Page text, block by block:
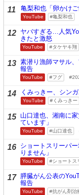
11 亀梨和也「卵かけ
YouTube 亀梨和也
12 ヤバすぎる…人気
きたと激怒
YouTube タケヤキ翔
13 素潜り漁師マサル
報告
YouTube フグ
14 くみっきー、シン
YouTube くみっきー
15 山口達也、湘南に
ています」
YouTube 山口達也
16 ショートスリーパ
りません」
YouTube ショートス
17 膵臓がん公表の
報告
YouTube 抗がん剤治